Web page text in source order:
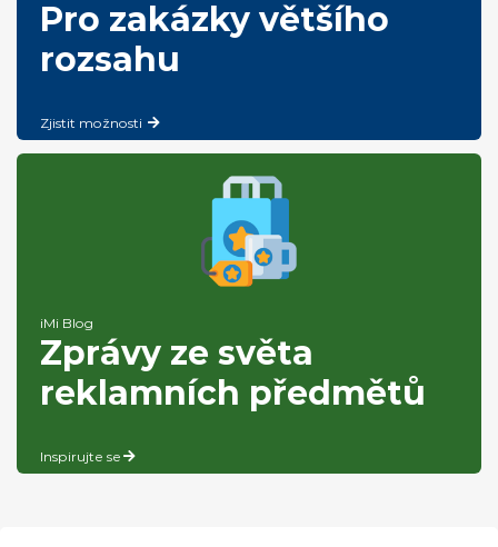
Pro zakázky většího
rozsahu
Zjistit možnosti
iMi Blog
Zprávy ze světa
reklamních předmětů
Inspirujte se